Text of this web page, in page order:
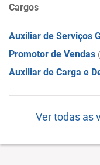
Cargos
Auxiliar de Serviços
Promotor de Vendas
Auxiliar de Carga e
Ver todas as